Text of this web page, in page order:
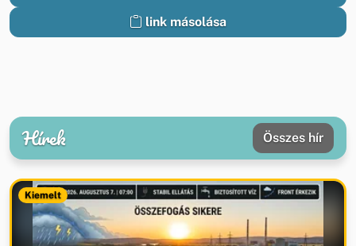
link másolása
Hírek Összes hír
Kiemelt